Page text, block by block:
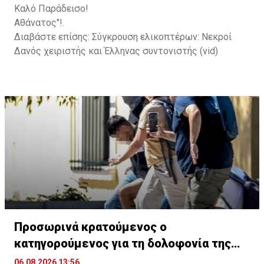
Καλό Παράδεισο!
Αθάνατος"!.
Διαβάστε επίσης: Σύγκρουση ελικοπτέρων: Νεκροί
Δανός χειριστής και Έλληνας συντονιστής (vid)
Προσωρινά κρατούμενος ο
κατηγορούμενος για τη δολοφονία της
Βρετανίδας